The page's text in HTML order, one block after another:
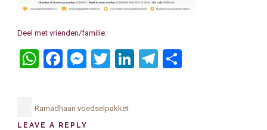
Deel met vrienden/familie:
WhatsApp
Facebook
Messenger
Twitter
LinkedIn
Telegram
Ramadhaan voedselpakket
LEAVE A REPLY